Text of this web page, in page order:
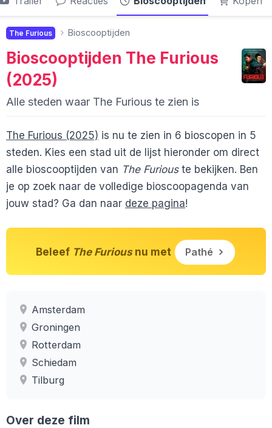
The Furious Bioscooptijden
Bioscooptijden The Furious
(2025)
Alle steden waar The Furious te zien is
The Furious (2025) is nu te zien in 6 bioscopen in 5
steden. Kies een stad uit de lijst hieronder om direct
alle bioscooptijden van The Furiouste bekijken. Ben
je op zoek naar de volledige bioscoopagenda van
jouw stad? Ga dan naar deze pagina!
Beleef The Furiousnu met Pathé
Amsterdam
Groningen
Rotterdam
Schiedam
Tilburg
Over deze film